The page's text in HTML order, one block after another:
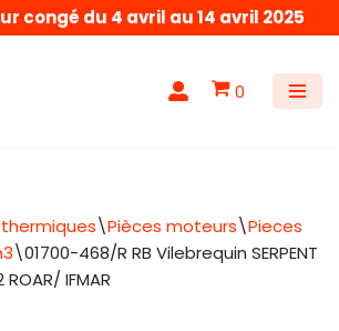
congé du 4 avril au 14 avril 2025
0
\Pièces moteurs\Pieces
\01700-468/R RB Vilebrequin SERPENT
IFMAR